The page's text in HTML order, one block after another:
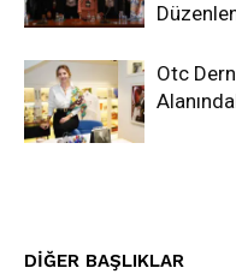
Otc
DIĞER BAŞLIKLAR